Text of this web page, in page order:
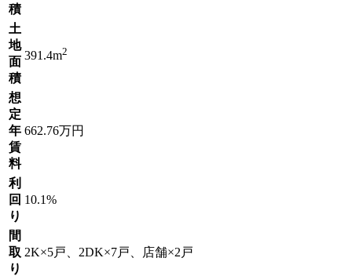
積
土
地
面
積
391.4m2
想
定
年
賃
料
662.76万円
利
回
り
10.1%
間
取
り
2K×5戸、2DK×7戸、店舗×2戸